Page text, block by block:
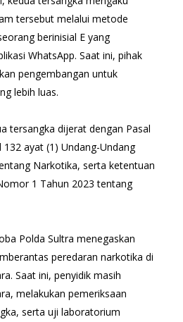
tersebut melalui metode
berinisial E yang
WhatsApp. Saat ini, pihak
pengembangan untuk
lebih luas.
tersangka dijerat dengan Pasal
ayat (1) Undang-Undang
Narkotika, serta ketentuan
1 Tahun 2023 tentang
Polda Sultra menegaskan
peredaran narkotika di
Saat ini, penyidik masih
melakukan pemeriksaan
serta uji laboratorium